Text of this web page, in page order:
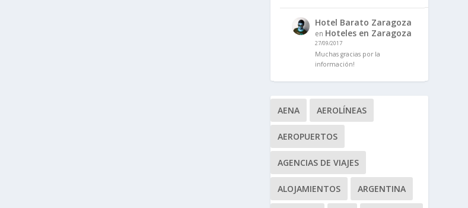
Hotel Barato Zaragoza
en Hoteles en Zaragoza
27/09/2017
Muchas gracias por la
información!
AENA AEROLÍNEAS
AEROPUERTOS
AGENCIAS DE VIAJES
ALOJAMIENTOS ARGENTINA